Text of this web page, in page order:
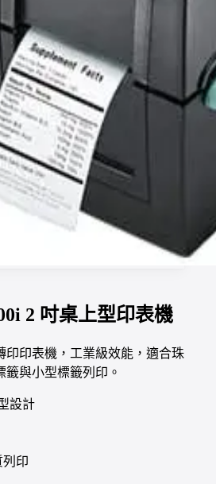
2 吋桌上型印表機
印印表機，工業級效能，適合珠
籤與小型標籤列印。
設計
列印